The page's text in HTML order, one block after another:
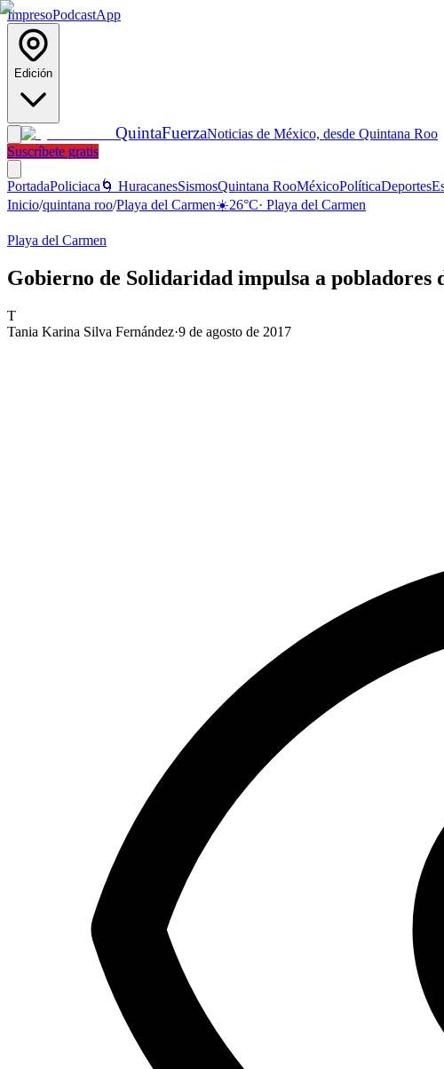
ImpresoPodcastApp
Edición
QuintaFuerzaNoticias de México, desde Quintana Roo
Suscríbete gratis
PortadaPoliciaca 🌀 HuracanesSismosQuintana RooMéxicoPolíticaDeportes
Inicio/quintana roo/Playa del Carmen☀️26°C· Playa del Carmen
Playa del Carmen
Gobierno de Solidaridad impulsa a pobladores
T
Tania Karina Silva Fernández·9 de agosto de 2017